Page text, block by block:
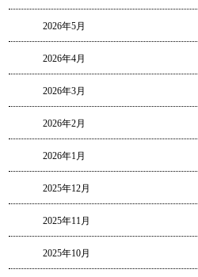
2026年5月
2026年4月
2026年3月
2026年2月
2026年1月
2025年12月
2025年11月
2025年10月